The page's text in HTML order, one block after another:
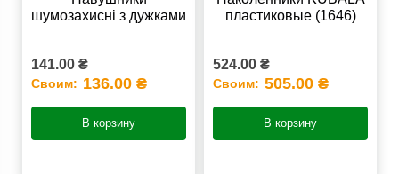
шумозахисні з дужками
141.00 ₴
Своим: 136.00 ₴
В корзину
пластиковые (1646)
524.00 ₴
Своим: 505.00 ₴
В корзину